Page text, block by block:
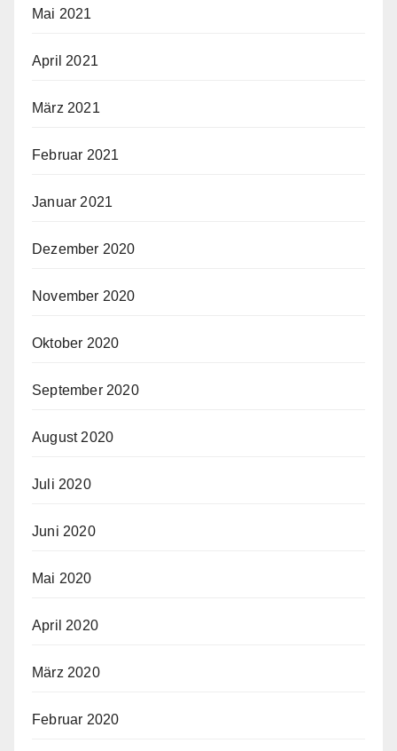
Mai 2021
April 2021
März 2021
Februar 2021
Januar 2021
Dezember 2020
November 2020
Oktober 2020
September 2020
August 2020
Juli 2020
Juni 2020
Mai 2020
April 2020
März 2020
Februar 2020